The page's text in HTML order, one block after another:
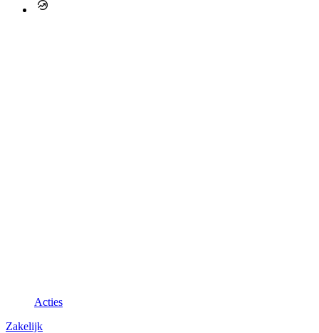
Acties
Zakelijk